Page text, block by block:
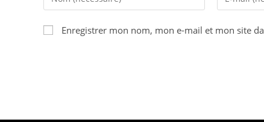
Enregistrer mon nom, mon e-mail et mon site